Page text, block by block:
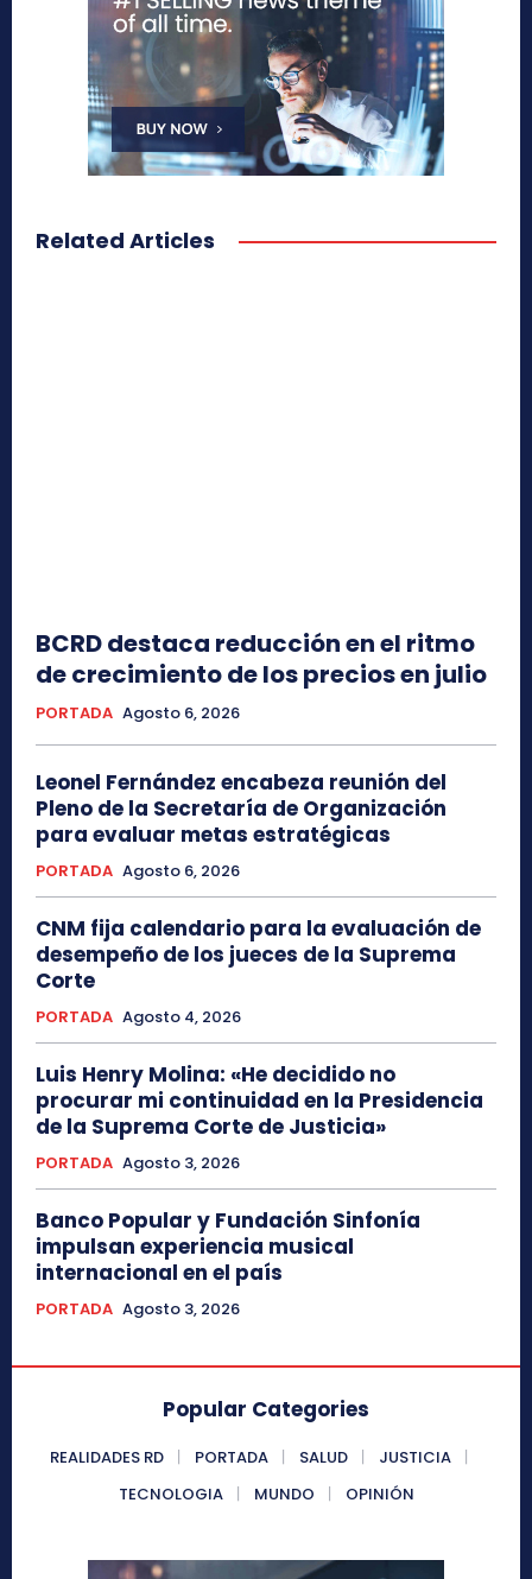
Related Articles
BCRD destaca reducción en el ritmo
de crecimiento de los precios en julio
PORTADA Agosto 6, 2026
Leonel Fernández encabeza reunión del
Pleno de la Secretaría de Organización
para evaluar metas estratégicas
PORTADA Agosto 6, 2026
CNM fija calendario para la evaluación de
desempeño de los jueces de la Suprema
Corte
PORTADA Agosto 4, 2026
Luis Henry Molina: «He decidido no
procurar mi continuidad en la Presidencia
de la Suprema Corte de Justicia»
PORTADA Agosto 3, 2026
Banco Popular y Fundación Sinfonía
impulsan experiencia musical
internacional en el país
PORTADA Agosto 3, 2026
Popular Categories
REALIDADES RD PORTADA SALUD
JUSTICIA
TECNOLOGIA
MUNDO OPINIÓN